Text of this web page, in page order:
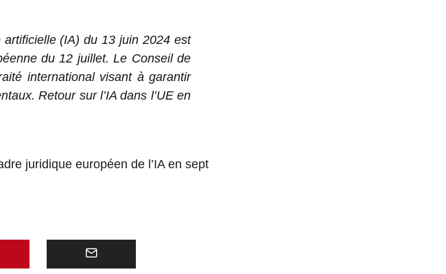
artificielle (IA) du 13 juin 2024 est
du 12 juillet. Le Conseil de
international visant à garantir
Retour sur l’IA dans l’UE en
juridique européen de l’IA en sept